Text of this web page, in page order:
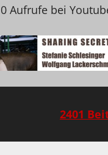
Aufrufe bei
2401